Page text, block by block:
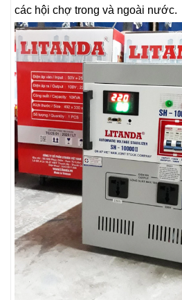
các hội chợ trong và ngoài nước.